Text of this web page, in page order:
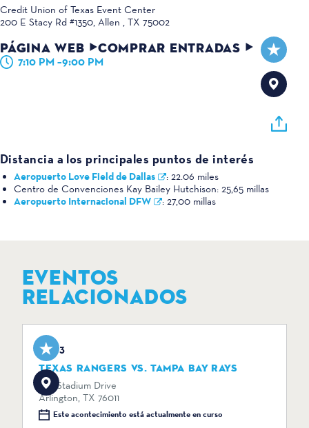
Credit Union of Texas Event Center
200 E Stacy Rd #1350 Allen , TX 75002
PÁGINA WEB COMPRAR ENTRADAS
7:10 PM –9:00 PM
Distancia a los principales puntos de interés
Aeropuerto Love Field de Dallas : 22.06 miles
Centro de Convenciones Kay Bailey Hutchison: 25,65 millas
Aeropuerto Internacional DFW : 27,00 millas
EVENTOS
RELACIONADOS
Aug 3
TEXAS RANGERS VS. TAMPA BAY RAYS
734 Stadium Drive
Arlington, TX 76011
Este acontecimiento está actualmente en curso